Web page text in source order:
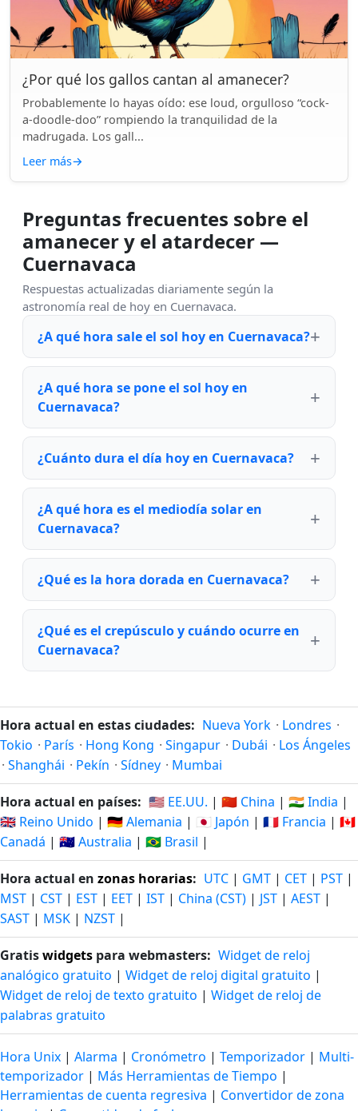
¿Por qué los gallos cantan al amanecer?
Probablemente lo hayas oído: ese loud, orgulloso “cock-
a-doodle-doo” rompiendo la tranquilidad de la
madrugada. Los gall...
Leer más→
Preguntas frecuentes sobre el
amanecer y el atardecer —
Cuernavaca
Respuestas actualizadas diariamente según la
astronomía real de hoy en Cuernavaca.
¿A qué hora sale el sol hoy en Cuernavaca?
¿A qué hora se pone el sol hoy en
Cuernavaca?
¿Cuánto dura el día hoy en Cuernavaca?
¿A qué hora es el mediodía solar en
Cuernavaca?
¿Qué es la hora dorada en Cuernavaca?
¿Qué es el crepúsculo y cuándo ocurre en
Cuernavaca?
Hora actual en estas ciudades: Nueva York · Londres ·
Tokio · París · Hong Kong · Singapur · Dubái · Los Ángeles
· Shanghái · Pekín · Sídney · Mumbai
Hora actual en países: 🇺🇸 EE.UU. | 🇨🇳 China | 🇮🇳 India |
🇬🇧 Reino Unido | 🇩🇪 Alemania | 🇯🇵 Japón | 🇫🇷 Francia | 🇨🇦
Canadá | 🇦🇺 Australia | 🇧🇷 Brasil |
Hora actual en zonas horarias: UTC | GMT | CET | PST |
MST | CST | EST | EET | IST | China (CST) | JST | AEST |
SAST | MSK | NZST |
Gratiswidgets para webmasters: Widget de reloj
analógico gratuito | Widget de reloj digital gratuito |
Widget de reloj de texto gratuito | Widget de reloj de
palabras gratuito
Hora Unix | Alarma | Cronómetro | Temporizador | Multi-
temporizador | Más Herramientas de Tiempo |
Herramientas de cuenta regresiva | Convertidor de zona